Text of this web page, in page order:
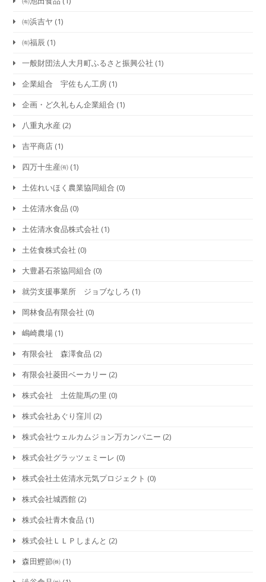
㈲浜吉ヤ (1)
㈲福辰 (1)
一般財団法人大月町ふるさと振興公社 (1)
企業組合 宇佐もん工房 (1)
企画・ど久礼もん企業組合 (1)
八重丸水産 (2)
吉平商店 (1)
四万十生産㈲ (1)
土佐れいほく農業協同組合 (0)
土佐清水食品 (0)
土佐清水食品株式会社 (1)
土佐食株式会社 (0)
大豊碁石茶協同組合 (0)
就労支援事業所 ジョブなしろ (1)
岡林食品有限会社 (0)
嶋崎農場 (1)
有限会社 森澤食品 (2)
有限会社菱田ベーカリー (2)
株式会社 土佐龍馬の里 (0)
株式会社あぐり窪川 (2)
株式会社ウェルカムジョン万カンパニー (2)
株式会社グラッツェミーレ (0)
株式会社土佐清水元気プロジェクト (0)
株式会社城西館 (2)
株式会社青木食品 (1)
株式会社ＬＬＰしまんと (2)
森田鰹節㈱ (1)